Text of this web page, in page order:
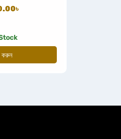
৳
করুন